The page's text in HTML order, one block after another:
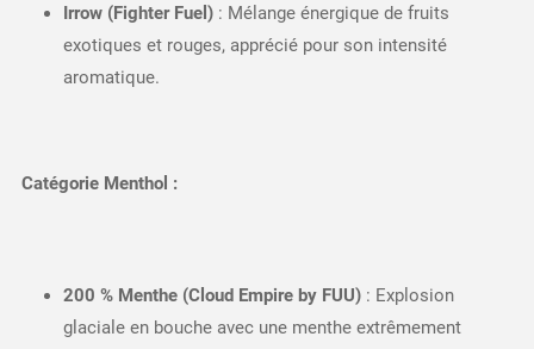
Irrow (Fighter Fuel): Mélange énergique de fruits
exotiques et rouges, apprécié pour son intensité
aromatique.
Catégorie Menthol :
200 % Menthe (Cloud Empire by FUU): Explosion
glaciale en bouche avec une menthe extrêmement